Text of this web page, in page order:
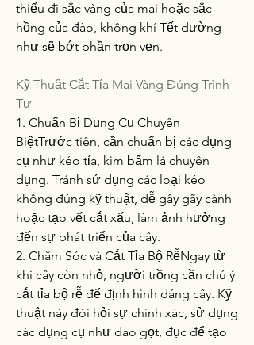
thiếu đi sắc vàng của mai hoặc sắc
hồng của đào, không khí Tết dường
như sẽ bớt phần trọn vẹn.
Kỹ Thuật Cắt Tỉa Mai Vàng Đúng Trình
Tự
1. Chuẩn Bị Dụng Cụ Chuyên
BiệtTrước tiên, cần chuẩn bị các dụng
cụ như kéo tỉa, kìm bấm lá chuyên
dụng. Tránh sử dụng các loại kéo
không đúng kỹ thuật, dễ gây gãy cành
hoặc tạo vết cắt xấu, làm ảnh hưởng
đến sự phát triển của cây.
2. Chăm Sóc và Cắt Tỉa Bộ RễNgay từ
khi cây còn nhỏ, người trồng cần chú ý
cắt tỉa bộ rễ để định hình dáng cây. Kỹ
thuật này đòi hỏi sự chính xác, sử dụng
các dụng cụ như dao gọt, đục để tạo